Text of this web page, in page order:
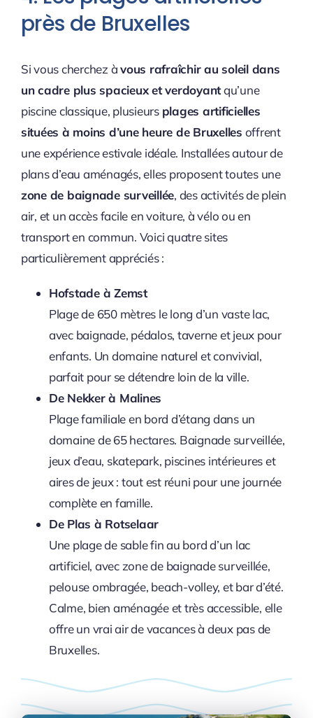
près de Bruxelles
Si vous cherchez àvous rafraîchir au soleil dans
un cadre plus spacieux et verdoyantqu’une
piscine classique, plusieurs plages artificielles
situées à moins d’une heure de Bruxelles offrent
une expérience estivale idéale. Installées autour de
plans d’eau aménagés, elles proposent toutes une
zone de baignade surveillée, des activités de plein
air, et un accès facile en voiture, à vélo ou en
transport en commun. Voici quatre sites
particulièrement appréciés :
Hofstade à Zemst
Plage de 650 mètres le long d’un vaste lac,
avec baignade, pédalos, taverne et jeux pour
enfants. Un domaine naturel et convivial,
parfait pour se détendre loin de la ville.
De Nekker à Malines
Plage familiale en bord d’étang dans un
domaine de 65 hectares. Baignade surveillée,
jeux d’eau, skatepark, piscines intérieures et
aires de jeux : tout est réuni pour une journée
complète en famille.
De Plas à Rotselaar
Une plage de sable fin au bord d’un lac
artificiel, avec zone de baignade surveillée,
pelouse ombragée, beach-volley, et bar d’été.
Calme, bien aménagée et très accessible, elle
offre un vrai air de vacances à deux pas de
Bruxelles.